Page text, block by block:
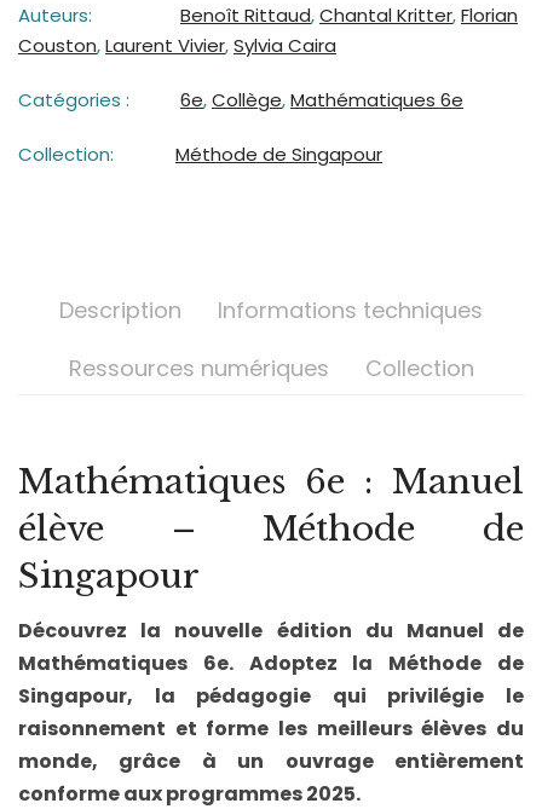
Auteurs: Benoît Rittaud,Chantal Kritter,Florian
Couston,Laurent Vivier,Sylvia Caira
Catégories : 6e,Collège,Mathématiques 6e
Collection: Méthode de Singapour
Description
Informations techniques
Ressources numériques
Collection
Mathématiques 6e : Manuel
élève – Méthode de
Singapour
Découvrez la nouvelle édition du Manuel de
Mathématiques 6e. Adoptez la Méthode de
Singapour, la pédagogie qui privilégie le
raisonnement et forme les meilleurs élèves du
monde, grâce à un ouvrage entièrement
conforme aux programmes 2025.